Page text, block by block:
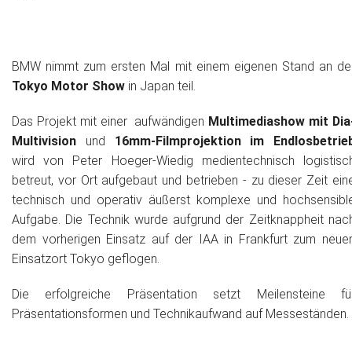
BMW nimmt zum ersten Mal mit einem eigenen Stand an
Tokyo Motor Show in Japan teil.
Das Projekt mit einer aufwändigen Multimediashow mit
Multivision und 16mm-Filmprojektion im
wird von Peter Hoeger-Wiedig medientechnisch
betreut, vor Ort aufgebaut und betrieben - zu dieser Zeit
technisch und operativ äußerst komplexe und
Aufgabe. Die Technik wurde aufgrund der Zeitknappheit
dem vorherigen Einsatz auf der IAA in Frankfurt zum
Einsatzort Tokyo geflogen.
Die erfolgreiche Präsentation setzt Meilensteine
Präsentationsformen und Technikaufwand auf Messeständen.